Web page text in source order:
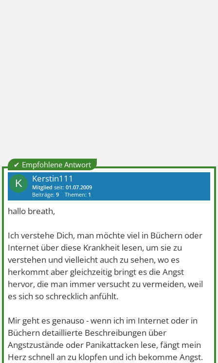
✔ Empfohlene Antwort
K Kerstin111
Mitglied seit:01.07.2009
Beiträge:9 Themen: 1
hallo breath,
Ich verstehe Dich, man möchte viel in Büchern oder
Internet über diese Krankheit lesen, um sie zu
verstehen und vielleicht auch zu sehen, wo es
herkommt aber gleichzeitig bringt es die Angst
hervor, die man immer versucht zu vermeiden, weil
es sich so schrecklich anfühlt.
Mir geht es genauso - wenn ich im Internet oder in
Büchern detaillierte Beschreibungen über
Angstzustände oder Panikattacken lese, fängt mein
Herz schnell an zu klopfen und ich bekomme Angst.